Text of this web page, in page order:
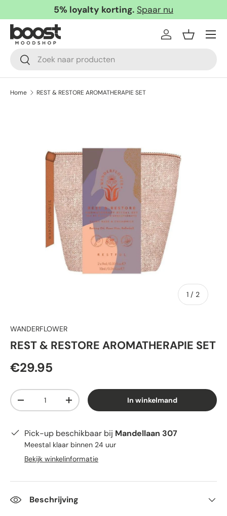
Ga naar inhoud
5% loyalty korting. Spaar nu
Zoeken
Zoeken
InloggenMandje
Menu
Home REST & RESTORE AROMATHERAPIE SET
1 / van
2
WANDERFLOWER
REST & RESTORE AROMATHERAPIE SET
€29.95
Aantal
-
+ In winkelmand
Pick-up beschikbaar bij Mandellaan 307
Meestal klaar binnen 24 uur
Bekijk winkelinformatie
Beschrijving